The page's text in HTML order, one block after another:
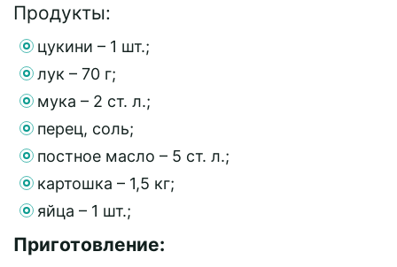
Продукты:
цукини – 1 шт.;
лук – 70 г;
мука – 2 ст. л.;
перец, соль;
постное масло – 5 ст. л.;
картошка – 1,5 кг;
яйца – 1 шт.;
Приготовление: